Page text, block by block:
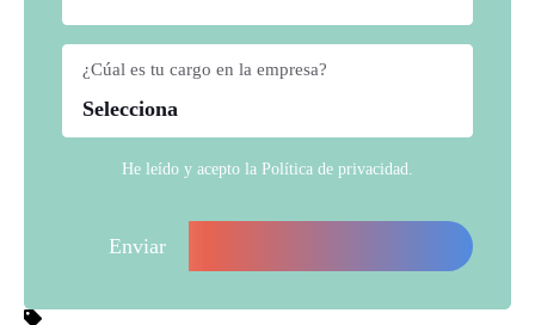
¿Cúal es tu cargo en la empresa?
He leído y acepto la Política de privacidad